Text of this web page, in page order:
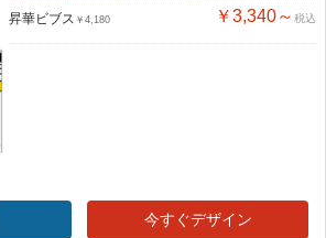
昇華ビブス ￥4,180 ￥3,340～ 税込
今すぐデザイン